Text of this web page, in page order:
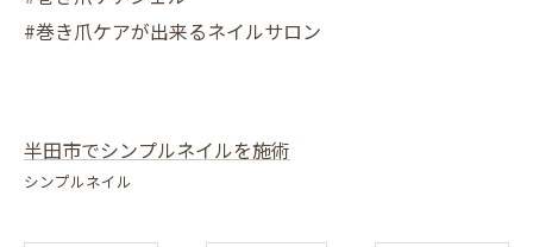
#巻き爪ケアが出来るネイルサロン
半田市でシンプルネイルを施術
シンプルネイル